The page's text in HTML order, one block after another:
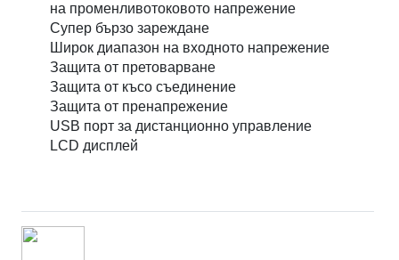
на променливотоковото напрежение
Супер бързо зареждане
Широк диапазон на входното напрежение
Защита от претоварване
Защита от късо съединение
Защита от пренапрежение
USB порт за дистанционно управление
LCD дисплей